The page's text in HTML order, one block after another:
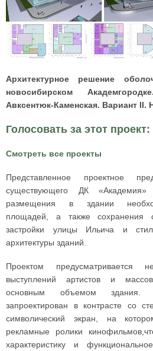
Архитектурное решение
новосибирском
Авксентюк-Каменская. Вариант II.
Голосовать за этот проект:
Смотреть все проекты
Представленное проектное
существующего ДК
размещения в здании
площадей, а также сохранения
застройки улицы Ильича и
архитектуры зданий.
Проектом предусматривается
выступлений артистов и
основным объемом
запроектирован в контрасте со
символический экран, на
рекламные ролики
характеристику и